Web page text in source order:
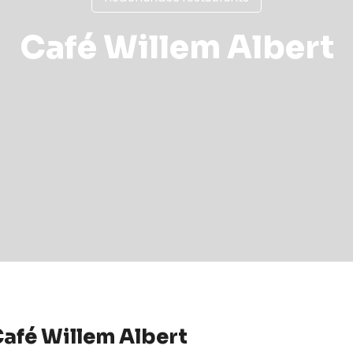
Café Willem Albert
Willem Albert